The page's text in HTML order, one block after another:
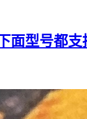
面型号都支